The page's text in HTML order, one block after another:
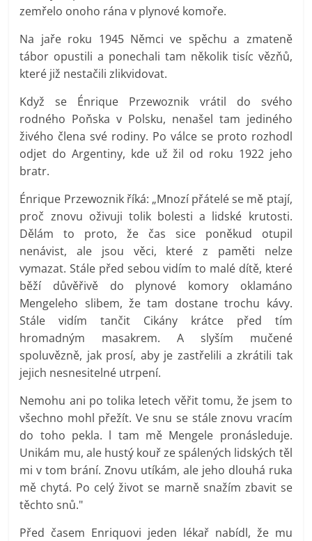
zemřelo onoho rána v plynové komoře.
Na jaře roku 1945 Němci ve spěchu a zmateně
tábor opustili a ponechali tam několik tisíc vězňů,
které již nestačili zlikvidovat.
Když se Énrique Przewoznik vrátil do svého
rodného Poňska v Polsku, nenašel tam jediného
živého člena své rodiny. Po válce se proto rozhodl
odjet do Argentiny, kde už žil od roku 1922 jeho
bratr.
Énrique Przewoznik říká: „Mnozí přátelé se mě ptají,
proč znovu oživuji tolik bolesti a lidské krutosti.
Dělám to proto, že čas sice poněkud otupil
nenávist, ale jsou věci, které z paměti nelze
vymazat. Stále před sebou vidím to malé dítě, které
běží důvěřivě do plynové komory oklamáno
Mengeleho slibem, že tam dostane trochu kávy.
Stále vidím tančit Cikány krátce před tím
hromadným masakrem. A slyším mučené
spoluvězně, jak prosí, aby je zastřelili a zkrátili tak
jejich nesnesitelné utrpení.
Nemohu ani po tolika letech věřit tomu, že jsem to
všechno mohl přežít. Ve snu se stále znovu vracím
do toho pekla. l tam mě Mengele pronásleduje.
Unikám mu, ale hustý kouř ze spálených lidských těl
mi v tom brání. Znovu utíkám, ale jeho dlouhá ruka
mě chytá. Po celý život se marně snažím zbavit se
těchto snů."
Před časem Enriquovi jeden lékař nabídl, že mu